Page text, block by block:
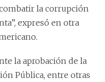
la corrupción
expresó en otra
la aprobación de la
Pública, entre otras